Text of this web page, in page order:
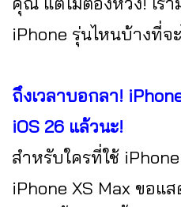
iPhone รุ่นไหนบ้างที่จ
ถึงเวลาบอกลา!
iOS 26 แล้วนะ!
สำหรับใครที่ใช้
iPhone XS Max ขอแ